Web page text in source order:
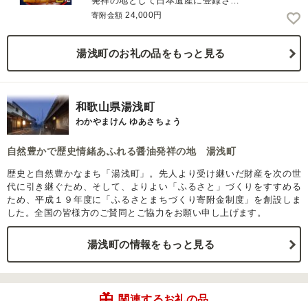
寄附金額 24,000円
湯浅町のお礼の品をもっと見る
和歌山県湯浅町
わかやまけん ゆあさちょう
自然豊かで歴史情緒あふれる醤油発祥の地 湯浅町
歴史と自然豊かなまち「湯浅町」。先人より受け継いだ財産を次の世
代に引き継ぐため、そして、よりよい「ふるさと」づくりをすすめる
ため、平成１９年度に「ふるさとまちづくり寄附金制度」を創設しま
した。全国の皆様方のご賛同とご協力をお願い申し上げます。
湯浅町の情報をもっと見る